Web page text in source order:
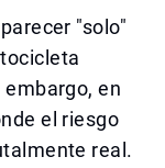
"solo"
en
el riesgo
real.